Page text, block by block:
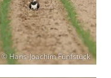
© Hans-Joachim Fünfstück